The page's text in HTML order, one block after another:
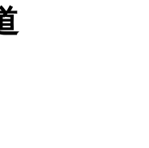
台商请好友杀自己骗保